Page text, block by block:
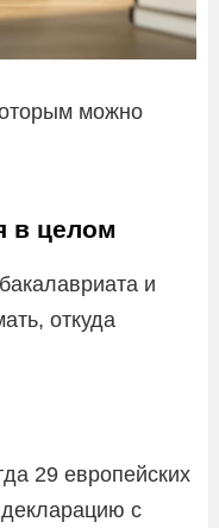
можно
в целом
и
откуда
29 европейских
с